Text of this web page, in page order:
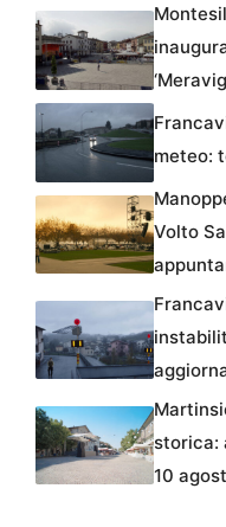
meteo:
Volto
storica:
10